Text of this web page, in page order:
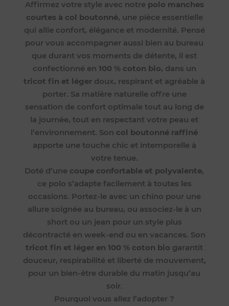
Affirmez votre style avec notre polo manches
courtes à col boutonné, une pièce essentielle
qui allie confort, élégance et modernité. Pensé
pour vous accompagner aussi bien au bureau
que durant vos moments de détente, il est
confectionné en 100 % coton bio, dans un
tricot fin et léger doux, respirant et agréable à
porter. Sa matière naturelle offre une
sensation de confort optimale tout au long de
la journée, tout en respectant votre peau et
l’environnement. Son col boutonné raffiné
apporte une touche chic et intemporelle à
votre tenue.
Doté d’une coupe confortable et polyvalente,
ce polo s’adapte facilement à toutes les
occasions. Portez-le avec un chino pour une
allure soignée au bureau, ou associez-le à un
short ou un jean pour un style plus
décontracté en week-end ou en vacances. Son
tricot fin et léger en 100 % coton bio garantit
douceur, respirabilité et liberté de mouvement,
pour un bien-être durable du matin jusqu’au
soir.
Pourquoi vous allez l’adopter ?